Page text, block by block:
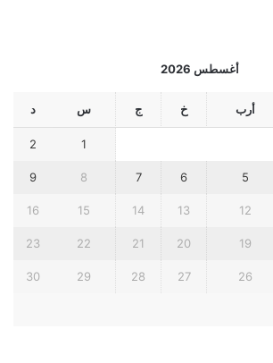
أغسطس 2026
أرب خ ج س د
1
2
5
6
7
8
9
12
13
14
15
16
19
20
21
22
23
26
27
28
29
30